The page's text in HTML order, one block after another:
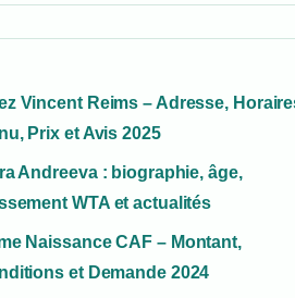
Vincent Reims – Adresse,
Prix et Avis 2025
Andreeva : biographie, âge,
WTA et actualités
Naissance CAF – Montant,
et Demande 2024